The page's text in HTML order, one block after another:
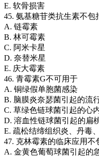
E. 软骨损害
45. 氨基糖苷类抗生素不包
A. 链霉素
B. 林可霉素
C. 阿米卡星
D. 奈替米星
E. 庆大霉素
46. 青霉素G不可用于
A. 铜绿假单胞菌感染
B. 脑膜炎奈瑟菌引起的流
C. 草绿色链球菌引起的心
D. 溶血性链球菌引起的扁
E. 疏松结缔组织炎、丹毒
47. 克林霉素的临床应用不
A. 金黄色葡萄球菌引起的